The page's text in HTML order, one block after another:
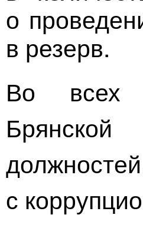
о
в резерв.
Во всех
с